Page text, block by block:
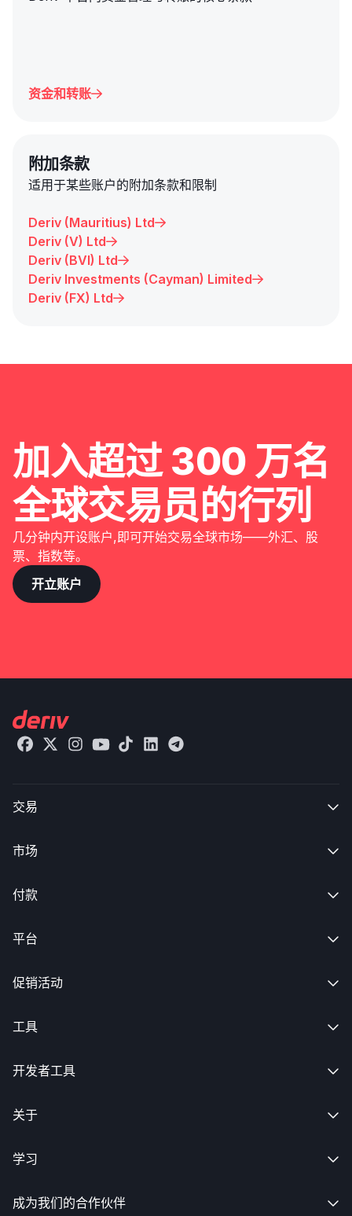
资金和转账
附加条款
适用于某些账户的附加条款和限制
Deriv (Mauritius) Ltd
Deriv (V) Ltd
Deriv (BVI) Ltd
Deriv Investments (Cayman) Limited
Deriv (FX) Ltd
加入超过 300 万名
全球交易员的行列
几分钟内开设账户,即可开始交易全球市场——外汇、股
票、指数等。
开立账户
交易 
市场 
付款 
平台 
促销活动 
工具 
开发者工具 
关于 
学习 
成为我们的合作伙伴 